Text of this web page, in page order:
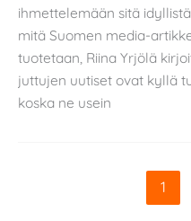
ihmettelemään sitä
mitä Suomen media-
tuotetaan, Riina Yrjölä
juttujen uutiset ovat kyllä
koska ne usein
1